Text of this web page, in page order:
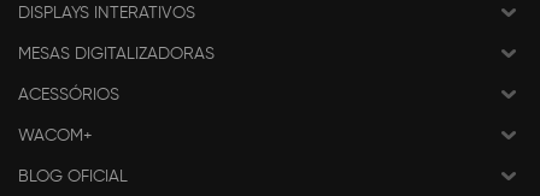
DISPLAYS INTERATIVOS
MESAS DIGITALIZADORAS
ACESSÓRIOS
WACOM+
BLOG OFICIAL